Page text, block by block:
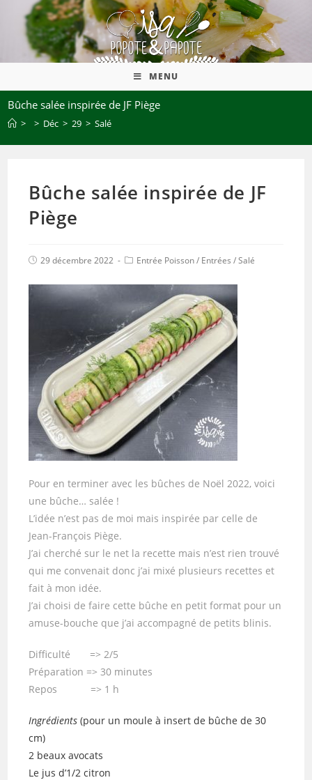
MENU
Bûche salée inspirée de JF Piège
> > Déc > 29 > Salé
Bûche salée inspirée de JF
Piège
29 décembre 2022 Entrée Poisson/ Entrées /Salé
Pour en terminer avec les bûches de Noël 2022, voici
une bûche… salée !
L’idée n’est pas de moi mais inspirée par celle de
Jean-François Piège.
J’ai cherché sur le net la recette mais n’est rien trouvé
qui me convenait donc j’ai mixé plusieurs recettes et
fait à mon idée.
J’ai choisi de faire cette bûche en petit format pour un
amuse-bouche que j’ai accompagné de petits blinis.
Difficulté => 2/5
Préparation => 30 minutes
Repos => 1 h
Ingrédients (pour un moule à insert de bûche de 30
cm)
2 beaux avocats
Le jus d’1/2 citron